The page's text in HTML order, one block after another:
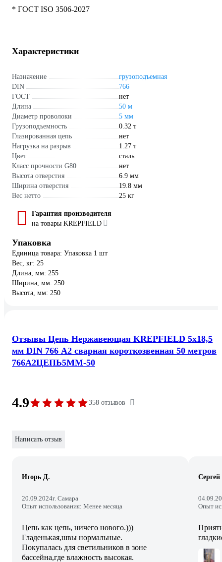
* ГОСТ ISO 3506-2027
Характеристики
Назначение
грузоподъемная
DIN
766
ГОСТ
нет
Длина
50 м
Диаметр проволоки
5 мм
Грузоподъемность
0.32 т
Глазированная цепь
нет
Нагрузка на разрыв
1.27 т
Цвет
сталь
Класс прочности G80
нет
Высота отверстия
6.9 мм
Ширина отверстия
19.8 мм
Вес нетто
25 кг
Гарантия производителя
на товары KREPFIELD
Упаковка
Единица товара: Упаковка 1 шт
Вес, кг: 25
Длина, мм: 255
Ширина, мм: 250
Высота, мм: 250
Отзывы Цепь Нержавеющая KREPFIELD 5х18,5
мм DIN 766 А2 сварная короткозвенная 50 метров
766А2ЦЕПЬ5ММ-50
4.9 358 отзывов
Написать отзыв
Игорь Д.
20.09.2024г. Самара
Опыт использования: Менее месяца
Цепь как цепь, ничего нового.)))
Гладенькая,швы нормальные.
Покупалась для светильников в зоне
бассейна,где влажность высокая.
Сергей
Опыт